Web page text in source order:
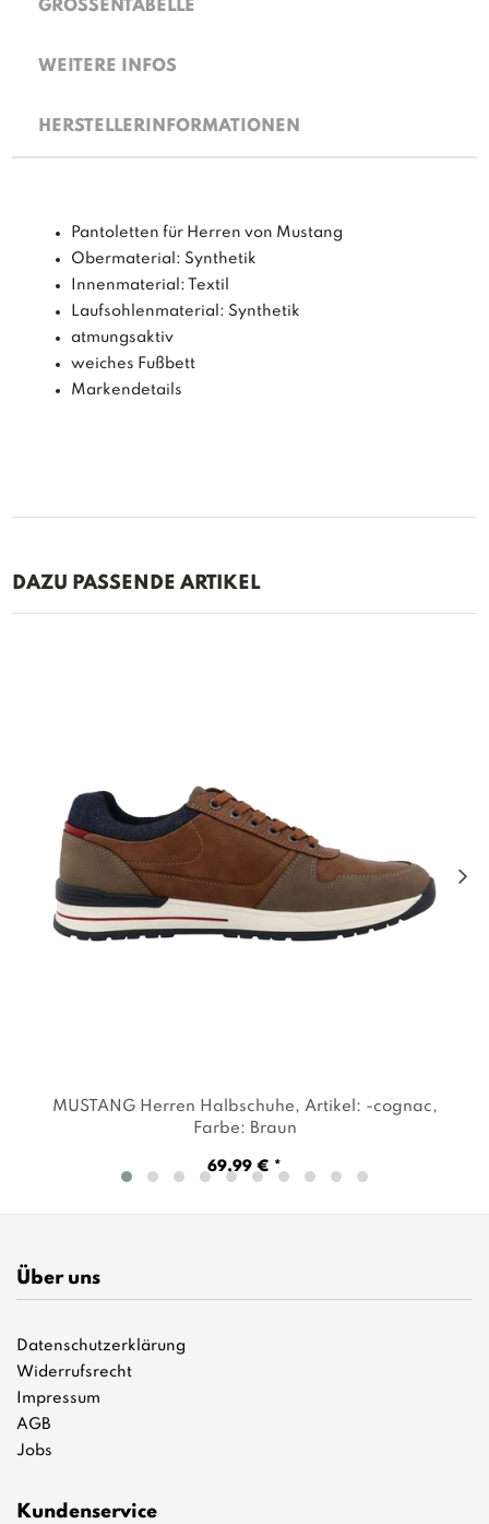
GRÖSSENTABELLE
WEITERE INFOS
HERSTELLERINFORMATIONEN
Pantoletten für Herren von Mustang
Obermaterial: Synthetik
Innenmaterial: Textil
Laufsohlenmaterial: Synthetik
atmungsaktiv
weiches Fußbett
Markendetails
DAZU PASSENDE ARTIKEL
MUSTANG Herren Halbschuhe, Artikel: -cognac,
Farbe: Braun
69,99 € *
Über uns
Datenschutzerklärung
Widerrufsrecht
Impressum
AGB
Jobs
Kundenservice